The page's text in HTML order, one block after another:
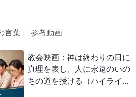
言葉 参考動画
教会映画：神は終わりの日に
真理を表し、人に永遠のいの
ちの道を授ける（ハイライ